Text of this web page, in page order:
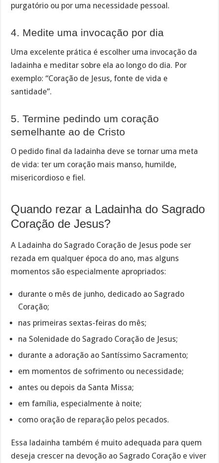
purgatório ou por uma necessidade pessoal.
4. Medite uma invocação por dia
Uma excelente prática é escolher uma invocação da
ladainha e meditar sobre ela ao longo do dia. Por
exemplo: “Coração de Jesus, fonte de vida e
santidade”.
5. Termine pedindo um coração
semelhante ao de Cristo
O pedido final da ladainha deve se tornar uma meta
de vida: ter um coração mais manso, humilde,
misericordioso e fiel.
Quando rezar a Ladainha do Sagrado
Coração de Jesus?
A Ladainha do Sagrado Coração de Jesus pode ser
rezada em qualquer época do ano, mas alguns
momentos são especialmente apropriados:
durante o mês de junho, dedicado ao Sagrado
Coração;
nas primeiras sextas-feiras do mês;
na Solenidade do Sagrado Coração de Jesus;
durante a adoração ao Santíssimo Sacramento;
em momentos de sofrimento ou necessidade;
antes ou depois da Santa Missa;
em família, especialmente à noite;
como oração de reparação pelos pecados.
Essa ladainha também é muito adequada para quem
deseja crescer na devoção ao Sagrado Coração e viver